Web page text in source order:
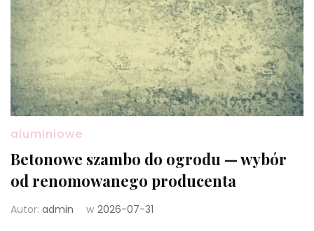
aluminiowe
Betonowe szambo do ogrodu — wybór
od renomowanego producenta
Autor: admin w 2026-07-31